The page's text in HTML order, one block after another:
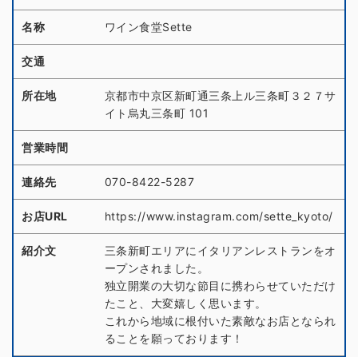
名称 ワイン食堂Sette
交通
所在地
京都市中京区新町通三条上ル三条町３２７サ
イト烏丸三条町 101
営業時間
連絡先 070-8422-5287
お店URL https://www.instagram.com/sette_kyoto/
紹介文
三条新町エリアにイタリアンレストランをオ
ープンされました。
独立開業の大切な節目に携わらせていただけ
たこと、大変嬉しく思います。
これから地域に根付いた素敵なお店となられ
ることを願っております！